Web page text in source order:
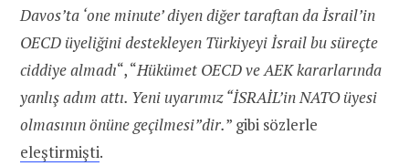
Davos’ta ‘one minute’ diyen diğer taraftan da İsrail’in
OECD üyeliğini destekleyen Türkiyeyi İsrail bu süreçte
ciddiye almadı“, “Hükümet OECD ve AEK kararlarında
yanlış adım attı. Yeni uyarımız “İSRAİL’in NATO üyesi
olmasının önüne geçilmesi”dir.” gibi sözlerle
eleştirmişti.